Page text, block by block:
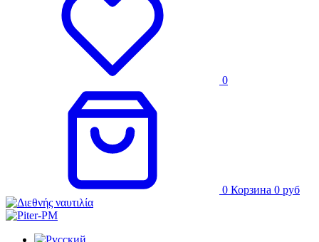
0
0 Корзина 0 руб